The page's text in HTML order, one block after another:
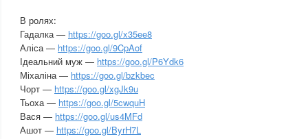
В ролях:
Гадалка — https://goo.gl/x35ee8
Аліса — https://goo.gl/9CpAof
Ідеальний муж — https://goo.gl/P6Ydk6
Міхаліна — https://goo.gl/bzkbec
Чорт — https://goo.gl/xgJk9u
Тьоха — https://goo.gl/5cwquH
Вася — https://goo.gl/us4MFd
Ашот — https://goo.gl/ByrH7L